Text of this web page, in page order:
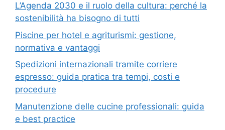
L’Agenda 2030 e il ruolo della cultura: perché la
sostenibilità ha bisogno di tutti
Piscine per hotel e agriturismi: gestione,
normativa e vantaggi
Spedizioni internazionali tramite corriere
espresso: guida pratica tra tempi, costi e
procedure
Manutenzione delle cucine professionali: guida
e best practice